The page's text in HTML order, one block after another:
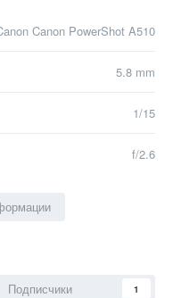
Canon PowerShot A510
5.8 mm
1/15
f/2.6
Подписчики 1